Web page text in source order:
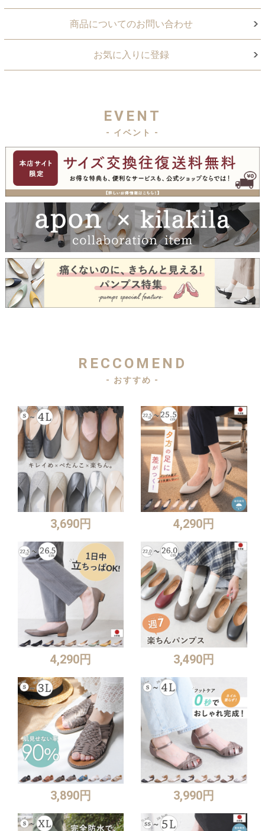
商品についてのお問い合わせ
お気に入りに登録
EVENT
- イベント -
RECCOMEND
- おすすめ -
3,690円 4,290円
4,290円 3,490円
3,890円 3,990円